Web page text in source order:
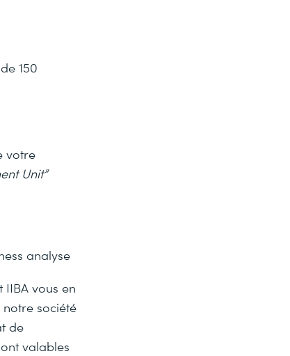
150
votre
Unit”
analyse
IIBA vous en
société
de
valables